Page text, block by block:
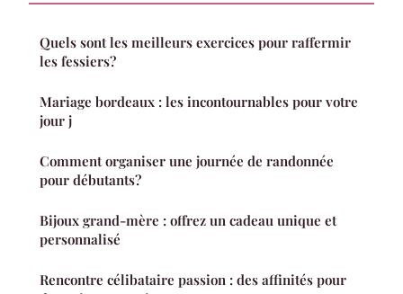
Quels sont les meilleurs exercices pour raffermir
les fessiers?
Mariage bordeaux : les incontournables pour votre
jour j
Comment organiser une journée de randonnée
pour débutants?
Bijoux grand-mère : offrez un cadeau unique et
personnalisé
Rencontre célibataire passion : des affinités pour